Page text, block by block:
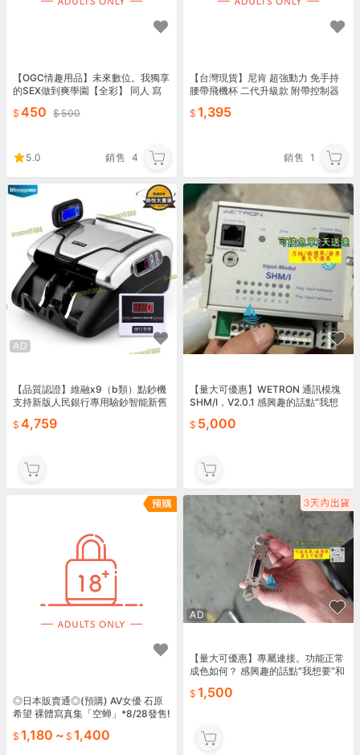
【OGC情趣用品】未來數位。我獨享
的SEX做到爽學園【全彩】 同人 寫
450 500
5.0 銷售 4
【台灣現貨】尼肯 超強動力 免手持
腰帶飛機杯 二代升級款 附帶控制器
慰套 成人
1,395
銷售 1
AD
【品質認證】維融x9（b類）點鈔機
支持新版人民銀行專用驗鈔智能新舊
4,759
【量大可優惠】WETRON 通訊模塊
SHM/I，V2.0.1 感興趣的話點“我想
5,000
◎日本販賣通◎(預購) AV女優 石原
希望 裸體寫真集「空蝉」*8/28發售!
1,180 ~ 1,400
AD
【量大可優惠】專屬連接。功能正常
成色如何？ 感興趣的話點“我想要”和
1,500